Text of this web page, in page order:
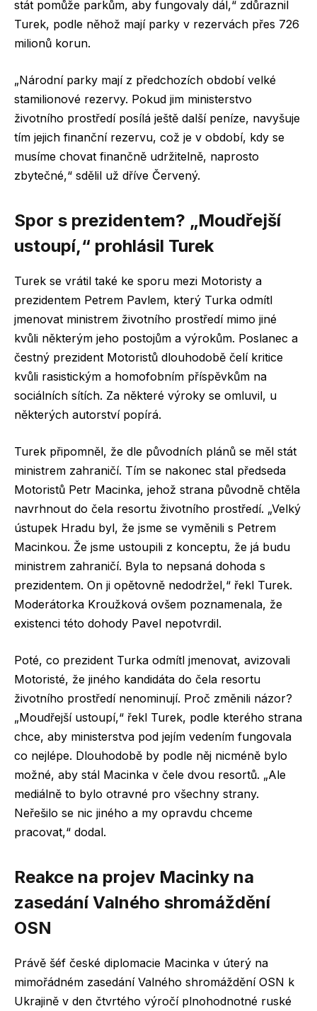
stát pomůže parkům, aby fungovaly dál,“ zdůraznil
Turek, podle něhož mají parky v rezervách přes 726
milionů korun.
„Národní parky mají z předchozích období velké
stamilionové rezervy. Pokud jim ministerstvo
životního prostředí posílá ještě další peníze, navyšuje
tím jejich finanční rezervu, což je v období, kdy se
musíme chovat finančně udržitelně, naprosto
zbytečné,“ sdělil už dříve Červený.
Spor s prezidentem? „Moudřejší
ustoupí,“ prohlásil Turek
Turek se vrátil také ke sporu mezi Motoristy a
prezidentem Petrem Pavlem, který Turka odmítl
jmenovat ministrem životního prostředí mimo jiné
kvůli některým jeho postojům a výrokům. Poslanec a
čestný prezident Motoristů dlouhodobě čelí kritice
kvůli rasistickým a homofobním příspěvkům na
sociálních sítích. Za některé výroky se omluvil, u
některých autorství popírá.
Turek připomněl, že dle původních plánů se měl stát
ministrem zahraničí. Tím se nakonec stal předseda
Motoristů Petr Macinka, jehož strana původně chtěla
navrhnout do čela resortu životního prostředí. „Velký
ústupek Hradu byl, že jsme se vyměnili s Petrem
Macinkou. Že jsme ustoupili z konceptu, že já budu
ministrem zahraničí. Byla to nepsaná dohoda s
prezidentem. On ji opětovně nedodržel,“ řekl Turek.
Moderátorka Kroužková ovšem poznamenala, že
existenci této dohody Pavel nepotvrdil.
Poté, co prezident Turka odmítl jmenovat, avizovali
Motoristé, že jiného kandidáta do čela resortu
životního prostředí nenominují. Proč změnili názor?
„Moudřejší ustoupí,“ řekl Turek, podle kterého strana
chce, aby ministerstva pod jejím vedením fungovala
co nejlépe. Dlouhodobě by podle něj nicméně bylo
možné, aby stál Macinka v čele dvou resortů. „Ale
mediálně to bylo otravné pro všechny strany.
Neřešilo se nic jiného a my opravdu chceme
pracovat,“ dodal.
Reakce na projev Macinky na
zasedání Valného shromáždění
OSN
Právě šéf české diplomacie Macinka v úterý na
mimořádném zasedání Valného shromáždění OSN k
Ukrajině v den čtvrtého výročí plnohodnotné ruské